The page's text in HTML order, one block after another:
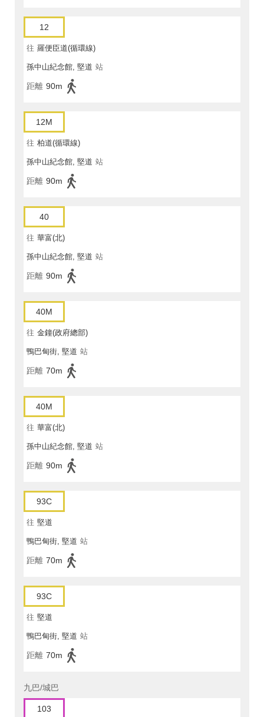
12
往 羅便臣道(循環線)
孫中山紀念館, 堅道 站
距離 90m
12M
往 柏道(循環線)
孫中山紀念館, 堅道 站
距離 90m
40
往 華富(北)
孫中山紀念館, 堅道 站
距離 90m
40M
往 金鐘(政府總部)
鴨巴甸街, 堅道 站
距離 70m
40M
往 華富(北)
孫中山紀念館, 堅道 站
距離 90m
93C
往 堅道
鴨巴甸街, 堅道 站
距離 70m
93C
往 堅道
鴨巴甸街, 堅道 站
距離 70m
九巴/城巴
103